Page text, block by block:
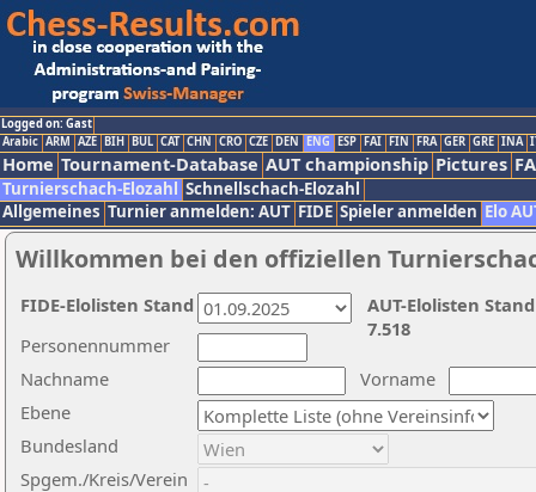
Logged on: Gast
Arabic ARM AZE BIH BUL CAT CHN CRO CZE DEN ENG ESP FAI FIN FRA GER GRE INA
Home Tournament-Database AUT championship Pictures
Turnierschach-Elozahl Schnellschach-Elozahl
Allgemeines Turnier anmelden: AUT FIDE Spieler anmelden Elo
Willkommen bei den offiziellen
Nachname
Vorname
Ebene
Personennummer
Bundesland
Spgem./Kreis/Verein
AUT-Elolisten
7.518
FIDE-Elolisten Stand